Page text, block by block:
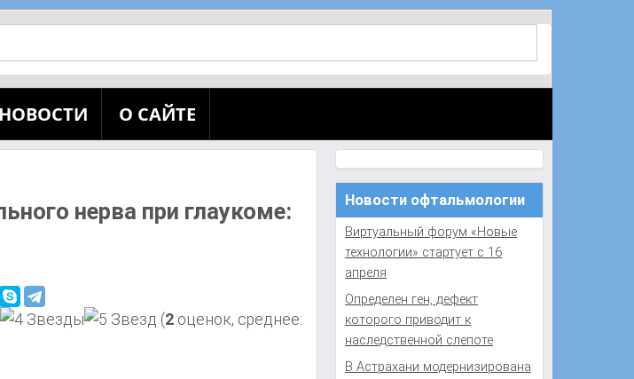
НОВОСТИ О САЙТЕ
нерва при глаукоме:
(2 оценок, среднее:
Новости офтальмологии
Виртуальный форум «Новые
технологии» стартует с 16
апреля
Определен ген, дефект
которого приводит к
наследственной слепоте
В Астрахани модернизирована